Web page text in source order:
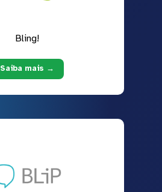
Bling!
Saiba mais →